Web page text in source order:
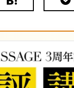
は
ク
マ
ー
ク